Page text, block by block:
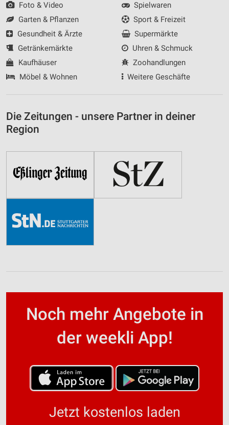
Foto & Video
Garten & Pflanzen
Gesundheit & Ärzte
Getränkemärkte
Kaufhäuser
Möbel & Wohnen
Spielwaren
Sport & Freizeit
Supermärkte
Uhren & Schmuck
Zoohandlungen
Weitere Geschäfte
Die Zeitungen - unsere Partner in deiner
Region
Noch mehr Angebote in
der weekli App!
Jetzt kostenlos laden